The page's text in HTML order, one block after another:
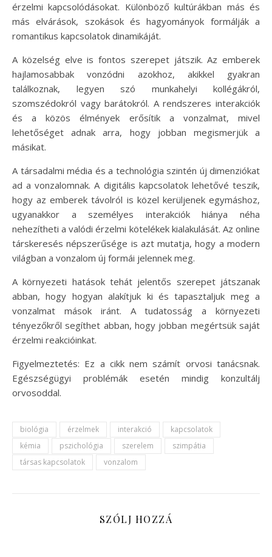
érzelmi kapcsolódásokat. Különböző kultúrákban más és
más elvárások, szokások és hagyományok formálják a
romantikus kapcsolatok dinamikáját.
A közelség elve is fontos szerepet játszik. Az emberek
hajlamosabbak vonzódni azokhoz, akikkel gyakran
találkoznak, legyen szó munkahelyi kollégákról,
szomszédokról vagy barátokról. A rendszeres interakciók
és a közös élmények erősítik a vonzalmat, mivel
lehetőséget adnak arra, hogy jobban megismerjük a
másikat.
A társadalmi média és a technológia szintén új dimenziókat
ad a vonzalomnak. A digitális kapcsolatok lehetővé teszik,
hogy az emberek távolról is közel kerüljenek egymáshoz,
ugyanakkor a személyes interakciók hiánya néha
nehezítheti a valódi érzelmi kötelékek kialakulását. Az online
társkeresés népszerűsége is azt mutatja, hogy a modern
világban a vonzalom új formái jelennek meg.
A környezeti hatások tehát jelentős szerepet játszanak
abban, hogy hogyan alakítjuk ki és tapasztaljuk meg a
vonzalmat mások iránt. A tudatosság a környezeti
tényezőkről segíthet abban, hogy jobban megértsük saját
érzelmi reakcióinkat.
Figyelmeztetés: Ez a cikk nem számít orvosi tanácsnak.
Egészségügyi problémák esetén mindig konzultálj
orvosoddal.
biológia érzelmek interakció
kapcsolatok
kémia
pszichológia szerelem
szimpátia
társas kapcsolatok
vonzalom
SZÓLJ HOZZÁ